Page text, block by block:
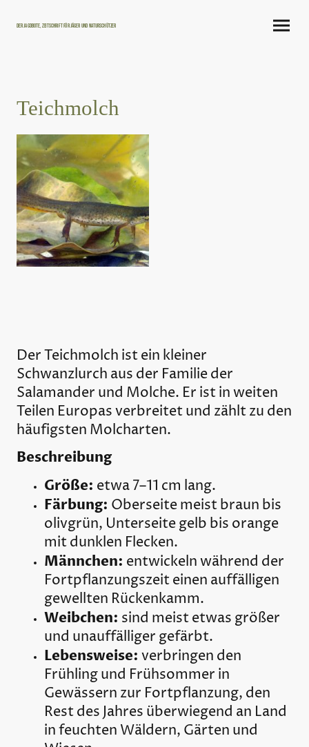
Der Jagdbote, Zeitschrift für Jäger und Naturschützer
Teichmolch
Der Teichmolch ist ein kleiner
Schwanzlurch aus der Familie der
Salamander und Molche. Er ist in weiten
Teilen Europas verbreitet und zählt zu den
häufigsten Molcharten.
Beschreibung
Größe: etwa 7–11 cm lang.
Färbung: Oberseite meist braun bis
olivgrün, Unterseite gelb bis orange
mit dunklen Flecken.
Männchen: entwickeln während der
Fortpflanzungszeit einen auffälligen
gewellten Rückenkamm.
Weibchen: sind meist etwas größer
und unauffälliger gefärbt.
Lebensweise: verbringen den
Frühling und Frühsommer in
Gewässern zur Fortpflanzung, den
Rest des Jahres überwiegend an Land
in feuchten Wäldern, Gärten und